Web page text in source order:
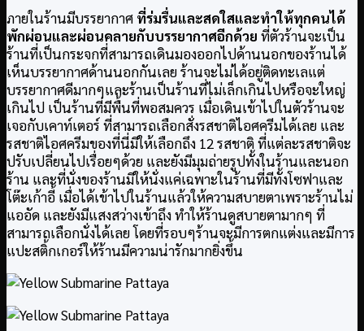
ภายในร้านมีบรรยากาศ ที่ร่มรื่นและสดใสและทำให้ทุกคนได้
พักผ่อนและผ่อนคลายกับบรรยากาศอีกด้วย ที่ตัวร้านจะเป็น
ร้านที่เป็นกระจกที่สามารถเดินมองออกไปด้านนอกของร้านได้
เห็นบรรยากาศด้านนอกกันเลย ร้านจะไม่ได้อยู่ติดทะเลแต่
บรรยากาศดีมากๆและร้านเป็นร้านที่ไม่เล็กเกินไปหรือจะใหญ่
เกินไป เป็นร้านที่มีพื้นที่พอสมควร เมื่อเดินเข้าไปในตัวร้านจะ
เจอกับเคาท์เตอร์ ที่สามารถเลือกสั่งรสชาติไอศครีมได้เลย และ
รสชาติไอศครีมของที่นี่มีให้เลือกถึง 12 รสชาติ ที่แต่ละรสชาติจะ
ปรับเปลี่ยนไปเรื่อยๆด้วย และยังมีมุมถ่ายรูปทั้งในร้านและนอก
ร้าน และที่นั่งของร้านมีให้นั่งแค่เฉพาะในร้านที่มีทั้งโซฟาและ
โต๊ะเก้าอี้ เมื่อได้เข้าไปในร้านแล้วให้ความสบายตาเพราะร้านไม่
แออัด และยังมีแสงสว่างเข้าถึง ทำให้ร้านดูสบายตามากๆ ที่
สามารถเลือกนั่งได้เลย โดยที่รอบๆร้านจะมีการตกแต่งและมีการ
แปะสติ้กเกอร์ให้ร้านมีความน่ารักมากยิ่งขึ้น